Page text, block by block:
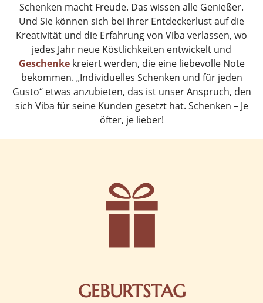
Schenken macht Freude. Das wissen alle Genießer.
Und Sie können sich bei Ihrer Entdeckerlust auf die
Kreativität und die Erfahrung von Viba verlassen, wo
jedes Jahr neue Köstlichkeiten entwickelt und
Geschenkekreiert werden, die eine liebevolle Note
bekommen. „Individuelles Schenken und für jeden
Gusto“ etwas anzubieten, das ist unser Anspruch, den
sich Viba für seine Kunden gesetzt hat. Schenken – Je
öfter, je lieber!
GEBURTSTAG